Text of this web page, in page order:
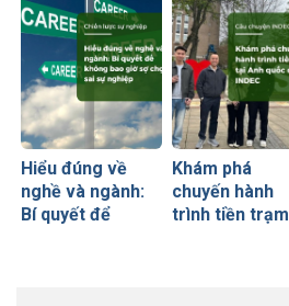
Hiểu đúng về
nghề và ngành:
Bí quyết để
Khám phá
chuyến hành
trình tiền trạm